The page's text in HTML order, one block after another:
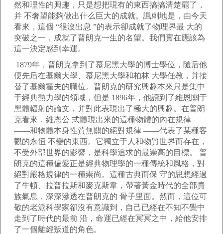
然和理性的興趣，只是想把現有的東西搞搞清楚罷了，
并 不奢望能夠做出什么巨大的成就。諷刺地是，由今天
看來，這個 “很沒出息 ”的表示卻成就了物理界最 大的
突破之一，成就了普朗克一生的名望。我們實在應該為
這一決定感到幸運。
1879年，普朗克拿到了慕尼黑大學的博士學位，隨后他
便先后在基爾大學、慕尼黑大學和柏林 大學任教，并接
替了基爾霍夫的職位。普朗克的研究興趣本來只是集中
于經典熱力學的領域，但是 1896年，他讀到了維恩關于
黑體輻射的論文，并對此表現出了極大的興趣。在普朗
克看來，維恩公 式體現出來的這種物體的內在規律
——和物體本身性質無關的絕對規律 ——代表了某種客
觀的永恒 不變的東西。它獨立于人和物質世界而存在，
不受外部世界的影響，是科學追求的最崇高的目標。 普
朗克的這種偏愛正是經典物理學的一種傳統和風格，對
絕對嚴格規律的一種崇尚。這種古典而保 守的思想經過
了牛頓、拉普拉斯和麥克斯韋，帶著黃金時代的全部貴
族氣息，深深滲透在普朗克的 骨子里面。然而，這位可
敬的老派科學家卻沒有意識到，自己已經在不知不覺中
走到了時代的最前 沿，命運已經在冥冥之中，給他安排
了一個離經叛道的角色。